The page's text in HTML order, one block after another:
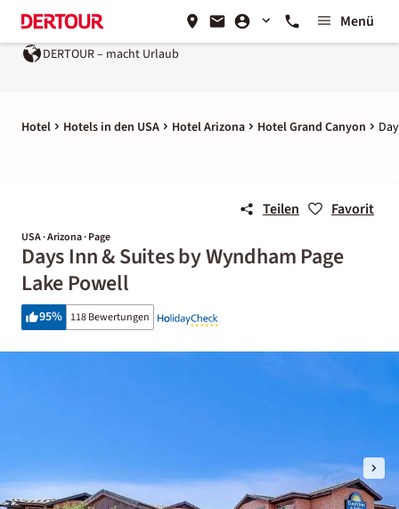
Menü
DERTOUR – macht Urlaub
Hotel Hotels in den USA Hotel Arizona Hotel Grand Canyon
Teilen Favorit
USA · Arizona · Page
Days Inn & Suites by Wyndham Page
Lake Powell
95% 118 Bewertungen